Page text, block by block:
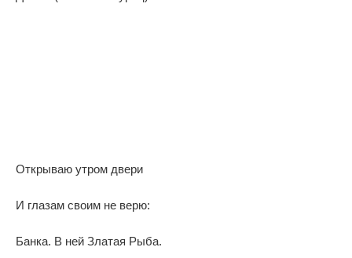
Открываю утром двери
И глазам своим не верю:
Банка. В ней Златая Рыба.